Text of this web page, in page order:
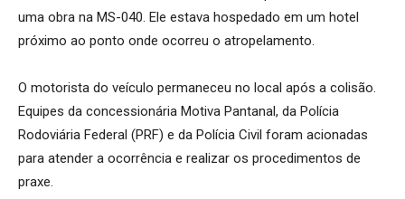
uma obra na MS-040. Ele estava hospedado em um hotel
próximo ao ponto onde ocorreu o atropelamento.
O motorista do veículo permaneceu no local após a colisão.
Equipes da concessionária Motiva Pantanal, da Polícia
Rodoviária Federal (PRF) e da Polícia Civil foram acionadas
para atender a ocorrência e realizar os procedimentos de
praxe.